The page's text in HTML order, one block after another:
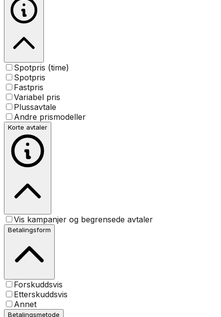
Spotpris (time)
Spotpris
Fastpris
Variabel pris
Plussavtale
Andre prismodeller
Korte avtaler
Vis kampanjer og begrensede avtaler
Betalingsform
Forskuddsvis
Etterskuddsvis
Annet
Betalingsmetode